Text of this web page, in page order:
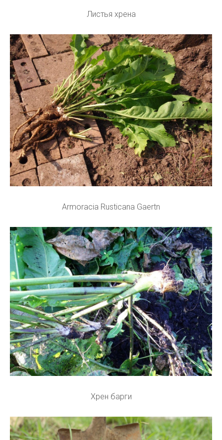
Листья хрена
Armoracia Rusticana Gaertn
Хрен барги